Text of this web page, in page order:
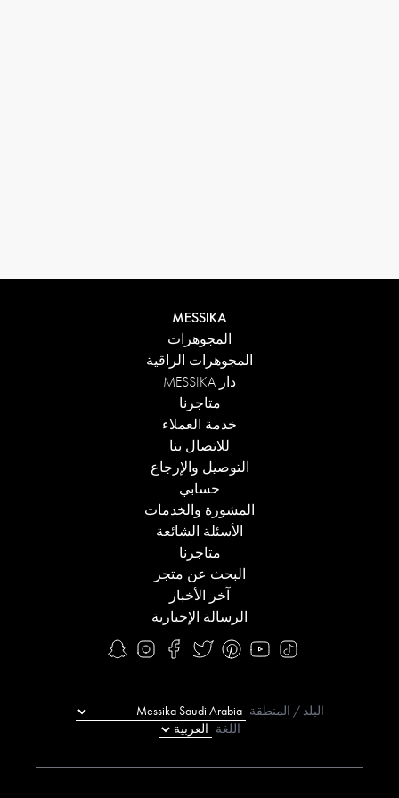
MESSIKA
المجوهرات
المجوهرات الراقية
دار MESSIKA
متاجرنا
خدمة العملاء
للاتصال بنا
التوصيل والإرجاع
حسابي
المشورة والخدمات
الأسئلة الشائعة
متاجرنا
البحث عن متجر
آخر الأخبار
الرسالة الإخبارية
البلد / المنطقة
اللغة